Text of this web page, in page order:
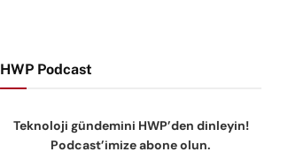
HWP Podcast
Teknoloji gündemini HWP’den dinleyin!
Podcast’imize abone olun.